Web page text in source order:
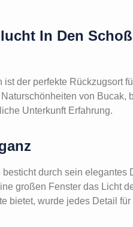
In Den
ist der perfekte Rückzugsort
von Bucak,
Unterkunft Erfahrung.
durch sein elegantes
großen Fenster das Licht
bietet, wurde jedes Detail